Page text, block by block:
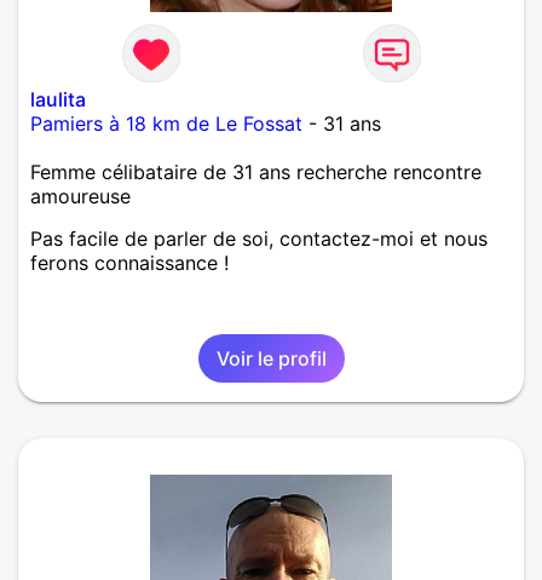
laulita
Pamiers à 18 km de Le Fossat - 31 ans
Femme célibataire de 31 ans recherche rencontre
amoureuse
Pas facile de parler de soi, contactez-moi et nous
ferons connaissance !
Voir le profil